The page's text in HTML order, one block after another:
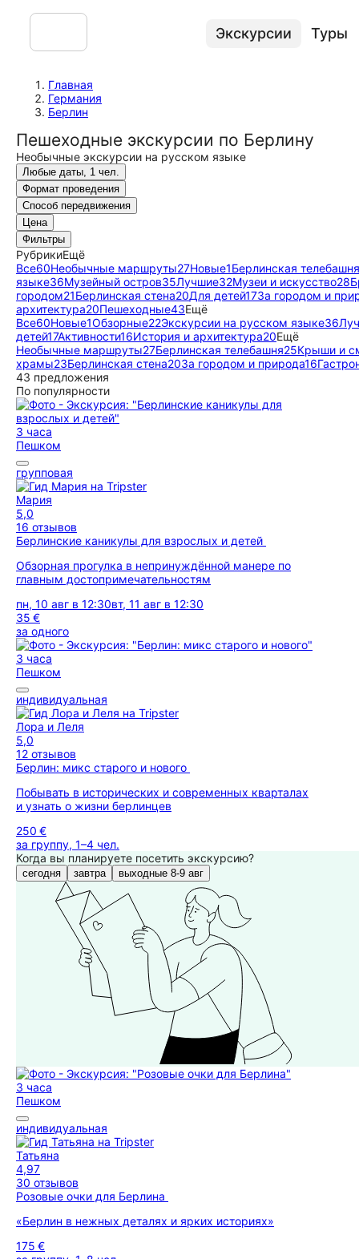
Экскурсии Туры
Главная
Германия
Берлин
Пешеходные экскурсии по Берлину
Необычные экскурсии на русском языке
Любые даты, 1 чел.
Формат проведения
Способ передвижения
Цена
Фильтры
РубрикиЕщё
Все60Необычные маршруты27Новые1Берлинская телебашня
языке36Музейный остров35Лучшие32Музеи и искусство28
городом21Берлинская стена20Для детей17За городом и
архитектура20Пешеходные43Ещё
Все60Новые1Обзорные22Экскурсии на русском языке36
детей17Активности16История и архитектура20Ещё
Необычные маршруты27Берлинская телебашня25Крыши и
храмы23Берлинская стена20За городом и природа16
43 предложения
По популярности
3 часа
Пешком
групповая
Мария
5,0
16 отзывов
Берлинские каникулы для взрослых и детей
Обзорная прогулка в непринуждённой манере по
главным достопримечательностям
пн, 10 авг в 12:30вт, 11 авг в 12:30
35 €
за одного
3 часа
Пешком
индивидуальная
Лора и Леля
5,0
12 отзывов
Берлин: микс старого и нового
Побывать в исторических и современных кварталах
и узнать о жизни берлинцев
250 €
за группу, 1–4 чел.
Когда вы планируете посетить экскурсию?
сегодня завтра выходные 8-9 авг
3 часа
Пешком
индивидуальная
Татьяна
4,97
30 отзывов
Розовые очки для Берлина
«Берлин в нежных деталях и ярких историях»
175 €